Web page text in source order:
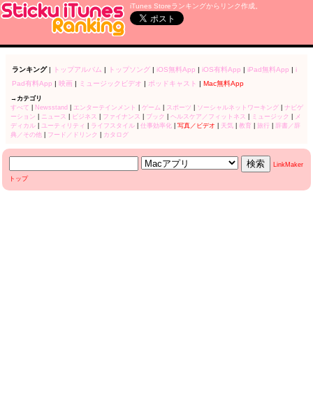
iTunes Storeランキングからリンク作成。
ランキング| トップアルバム | トップソング| iOS無料App | iOS有料App | iPad無料App | i
Pad有料App | 映画| ミュージックビデオ | ポッドキャスト | Mac無料App
→カテゴリ
すべて
Newsstand エンターテインメント ゲーム スポーツ ソーシャルネットワーキング| ナビゲ
ーション
ニュース ビジネス ファイナンス ブック ヘルスケア／フィットネス ミュージック
メ
ディカル| ユーティリティ ライフスタイル| 仕事効率化 写真／ビデオ 天気| 教育| 旅行| 辞書／辞
典／その他
フード／ドリンク カタログ
LinkMaker
トップ